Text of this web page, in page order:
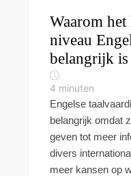
Waarom
niveau
belangrijk is
4 minuten
Engelse
belangrijk omdat
geven tot meer
divers
meer kansen op